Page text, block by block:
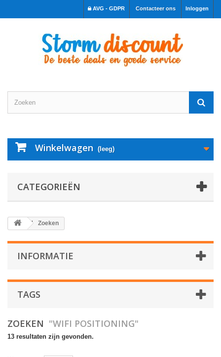
Inloggen
Contacteer ons
AVG - GDPR
Winkelwagen (leeg)
CATEGORIEËN
Zoeken
INFORMATIE
TAGS
ZOEKEN "WIFI POSITIONING"
13 resultaten zijn gevonden.